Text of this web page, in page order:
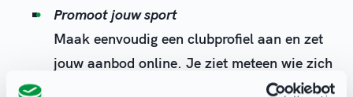
Promoot jouw sport
Maak eenvoudig een clubprofiel aan en zet
jouw aanbod online. Je ziet meteen wie zich
aanmeldt en waar mensen naar zoeken. Zo